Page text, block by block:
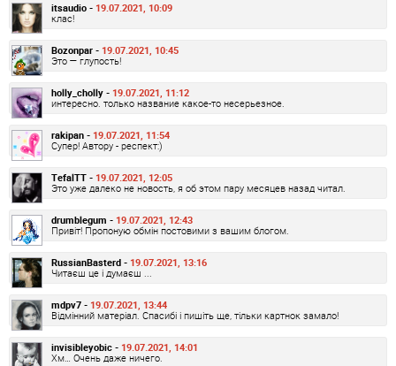
itsaudio - 19.07.2021, 10:09
клас!
Bozonpar - 19.07.2021, 10:45
Это — глупость!
holly_cholly - 19.07.2021, 11:12
интересно. только название какое-то несерьезное.
rakipan - 19.07.2021, 11:54
Супер! Автору - респект:)
TefalTT - 19.07.2021, 12:05
Это уже далеко не новость, я об этом пару месяцев назад читал.
drumblegum - 19.07.2021, 12:43
Привіт! Пропоную обмін постовими з вашим блогом.
RussianBasterd - 19.07.2021, 13:16
Читаєш це і думаєш ...
mdpv7 - 19.07.2021, 13:44
Відмінний матеріал. Спасибі і пишіть ще, тільки картнок замало!
invisibleyobic - 19.07.2021, 14:01
Хм… Очень даже ничего.